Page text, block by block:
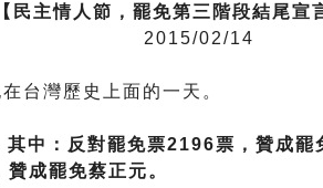
【民主情人節，罷免第三階段結尾宣
2015/02/14
台灣歷史上面的一天。
中：反對罷免票2196票，贊成罷
成罷免蔡正元。